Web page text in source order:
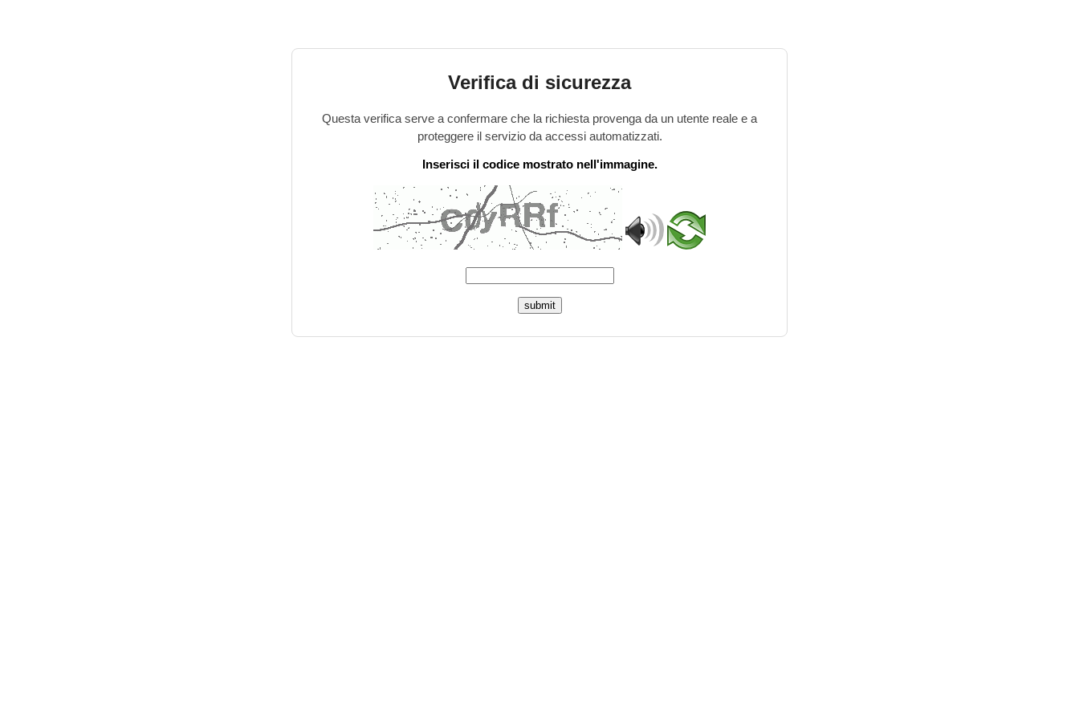
Verifica di sicurezza
Questa verifica serve a confermare che la richiesta provenga da un utente reale e a
proteggere il servizio da accessi automatizzati.
Inserisci il codice mostrato nell'immagine.
submit